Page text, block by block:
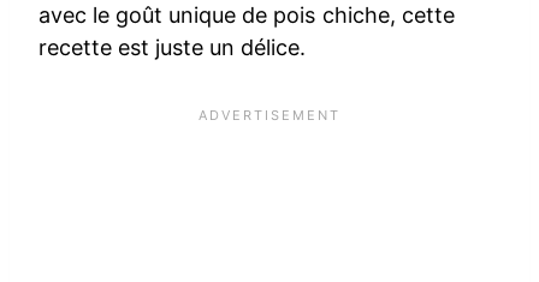
avec le goût unique de pois chiche, cette
recette est juste un délice.